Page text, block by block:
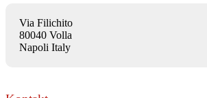
Via Filichito
80040 Volla
Napoli Italy